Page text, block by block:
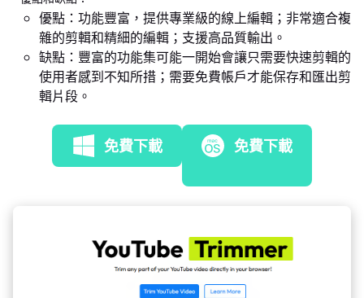
優點：功能豐富，提供專業級的線上編輯；非常適合複
雜的剪輯和精細的編輯；支援高品質輸出。
缺點：豐富的功能集可能一開始會讓只需要快速剪輯的
使用者感到不知所措；需要免費帳戶才能保存和匯出剪
輯片段。
免費下載 免費下載